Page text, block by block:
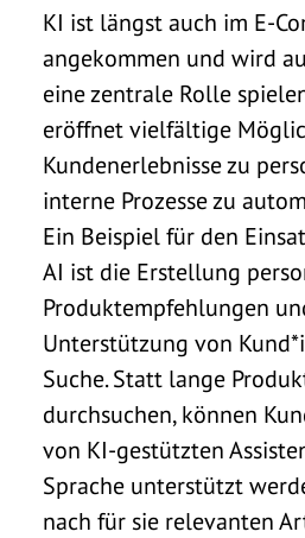
KI ist längst auch im E-
angekommen und wird
eine zentrale Rolle
eröffnet vielfältige
Kundenerlebnisse zu
interne Prozesse zu
Ein Beispiel für den
AI ist die Erstellung
Produktempfehlungen
Unterstützung von
Suche. Statt lange
durchsuchen, können
von KI-gestützten
Sprache unterstützt
nach für sie relevanten